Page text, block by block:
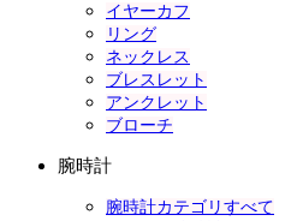
イヤーカフ
リング
ネックレス
ブレスレット
アンクレット
ブローチ
腕時計
腕時計カテゴリすべて